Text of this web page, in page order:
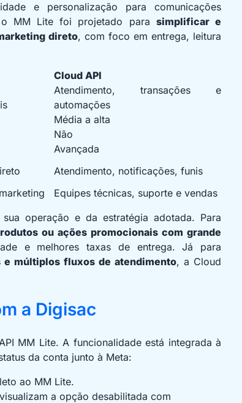
e personalização para comunicações
o MM Lite foi projetado para simplificar e
direto, com foco em entrega, leitura
Cloud API
Atendimento, transações e
automações
Média a alta
Não
Avançada
Atendimento, notificações, funis
Equipes técnicas, suporte e vendas
operação e da estratégia adotada. Para
ou ações promocionais com grande
e melhores taxas de entrega. Já para
e múltiplos fluxos de atendimento, a Cloud
a Digisac
MM Lite. A funcionalidade está integrada à
da conta junto à Meta:
ao MM Lite.
a opção desabilitada com